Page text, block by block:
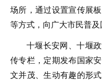
场所，通过设置宣传展
等方式，向广大市民普及
十堰长安网、十堰
传专栏，定期发布国家
文并茂、生动有趣的形